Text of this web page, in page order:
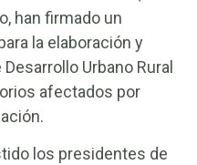
han firmado un
la elaboración y
Urbano Rural
afectados por
los presidentes de